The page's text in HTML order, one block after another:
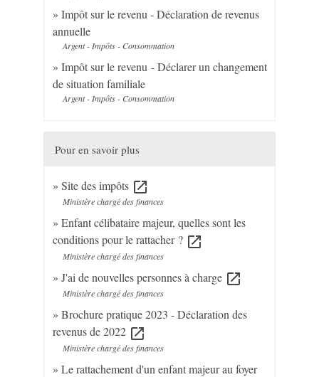
Impôt sur le revenu - Déclaration de revenus
annuelle
Argent - Impôts - Consommation
Impôt sur le revenu - Déclarer un changement
de situation familiale
Argent - Impôts - Consommation
Pour en savoir plus
Site des impôts open_in_new
Ministère chargé des finances
Enfant célibataire majeur, quelles sont les
conditions pour le rattacher ? open_in_new
Ministère chargé des finances
J'ai de nouvelles personnes à charge open_in_new
Ministère chargé des finances
Brochure pratique 2023 - Déclaration des
revenus de 2022 open_in_new
Ministère chargé des finances
Le rattachement d'un enfant majeur au foyer